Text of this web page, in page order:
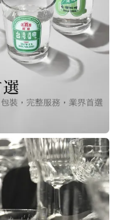
pm
了，出貨速度非常的
家 質感又耐看,細膩
值很高！！推薦購入